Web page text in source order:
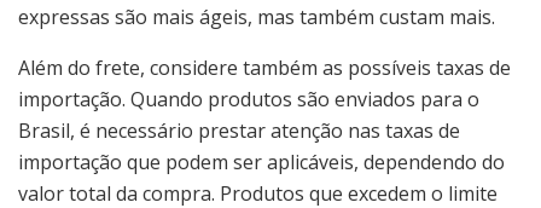
expressas são mais ágeis, mas também custam mais.
Além do frete, considere também as possíveis taxas de
importação. Quando produtos são enviados para o
Brasil, é necessário prestar atenção nas taxas de
importação que podem ser aplicáveis, dependendo do
valor total da compra. Produtos que excedem o limite